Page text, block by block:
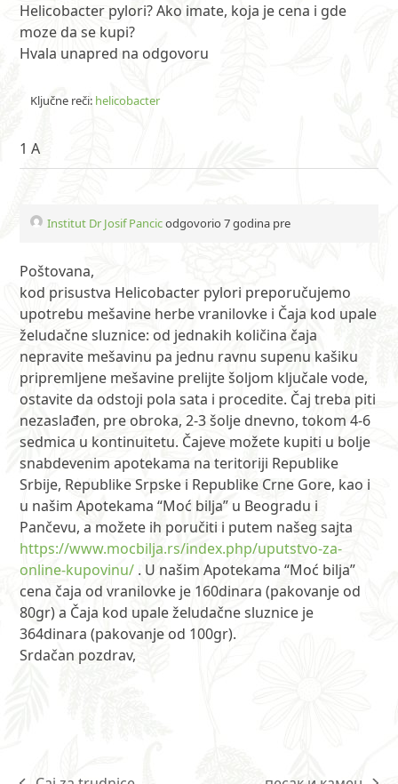
Helicobacter pylori? Ako imate, koja je cena i gde
moze da se kupi?
Hvala unapred na odgovoru
Ključne reči: helicobacter
1 A
Institut Dr Josif Pancicodgovorio 7 godina pre
Poštovana,
kod prisustva Helicobacter pylori preporučujemo
upotrebu mešavine herbe vranilovke i Čaja kod upale
želudačne sluznice: od jednakih količina čaja
nepravite mešavinu pa jednu ravnu supenu kašiku
pripremljene mešavine prelijte šoljom ključale vode,
ostavite da odstoji pola sata i procedite. Čaj treba piti
nezaslađen, pre obroka, 2-3 šolje dnevno, tokom 4-6
sedmica u kontinuitetu. Čajeve možete kupiti u bolje
snabdevenim apotekama na teritoriji Republike
Srbije, Republike Srpske i Republike Crne Gore, kao i
u našim Apotekama “Moć bilja” u Beogradu i
Pančevu, a možete ih poručiti i putem našeg sajta
https://www.mocbilja.rs/index.php/uputstvo-za-
online-kupovinu/ . U našim Apotekama “Moć bilja”
cena čaja od vranilovke je 160dinara (pakovanje od
80gr) a Čaja kod upale želudačne sluznice je
364dinara (pakovanje od 100gr).
Srdačan pozdrav,